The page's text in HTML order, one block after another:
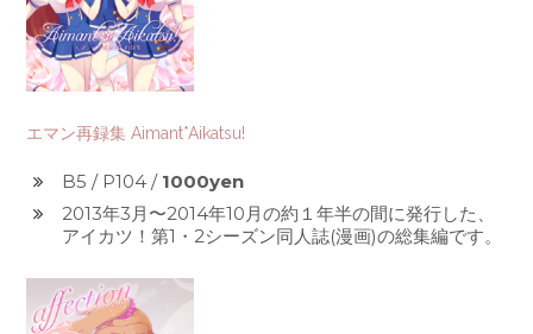
エマン再録集 Aimant*Aikatsu!
B5 / P104 / 1000yen
2013年3月〜2014年10月の約１年半の間に発行した、
アイカツ！第1・2シーズン同人誌(漫画)の総集編です。